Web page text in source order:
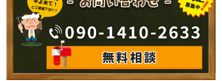
2024年10月
2024年9月
2024年7月
手加工手刻み
古民家再生
リノベーション
増改築